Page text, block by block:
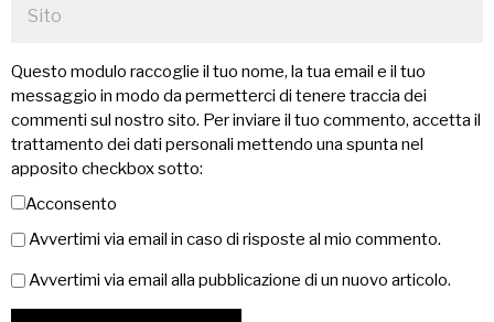
Questo modulo raccoglie il tuo nome, la tua email e il tuo
messaggio in modo da permetterci di tenere traccia dei
commenti sul nostro sito. Per inviare il tuo commento, accetta il
trattamento dei dati personali mettendo una spunta nel
apposito checkbox sotto:
Acconsento
Avvertimi via email in caso di risposte al mio commento.
Avvertimi via email alla pubblicazione di un nuovo articolo.